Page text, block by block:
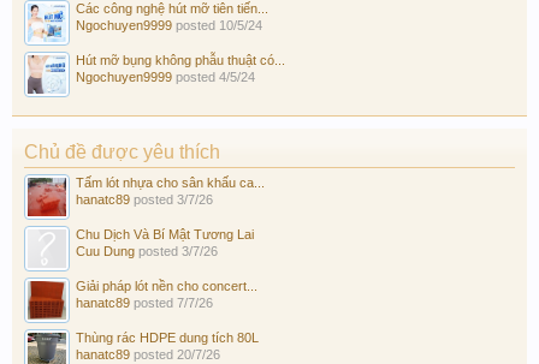
Các công nghệ hút mỡ tiên tiến...
Ngochuyen9999 posted 10/5/24
Hút mỡ bụng không phẫu thuật có...
Ngochuyen9999 posted 4/5/24
Chủ đề được yêu thích
Tấm lót nhựa cho sân khấu ca...
hanatc89 posted 3/7/26
Chu Dịch Và Bí Mật Tương Lai
Cuu Dung posted 3/7/26
Giải pháp lót nền cho concert...
hanatc89 posted 7/7/26
Thùng rác HDPE dung tích 80L
hanatc89 posted 20/7/26